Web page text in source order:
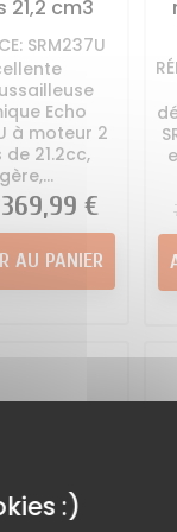
21,2 cm3
SRM237U
Echo
à moteur 2
21.2cc,
Prix
369,99 €
AU PANIER
:)